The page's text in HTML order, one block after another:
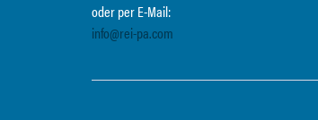
oder per E-Mail:
info@rei-pa.com